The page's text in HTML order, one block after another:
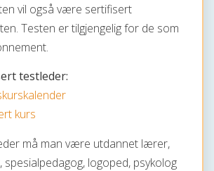
vil også være sertifisert
Testen er tilgjengelig for de som
testleder:
kurs
må man være utdannet lærer,
logoped, psykolog